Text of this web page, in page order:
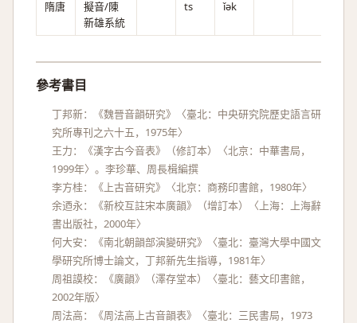
隋唐
擬音/陳
新雄系統
ts ǐək
參考書目
丁邦新：《魏晉音韻研究》〈臺北：中央研究院歷史語言研
究所專刊之六十五，1975年〉
王力：《漢字古今音表》（修訂本）〈北京：中華書局，
1999年〉。李珍華、周長楫編撰
李方桂：《上古音研究》〈北京：商務印書館，1980年〉
余迺永：《新校互註宋本廣韻》（增訂本）〈上海：上海辭
書出版社，2000年〉
何大安：《南北朝韻部演變研究》〈臺北：臺灣大學中國文
學研究所博士論文，丁邦新先生指導，1981年〉
周祖謨校：《廣韻》（澤存堂本）〈臺北：藝文印書館，
2002年版〉
周法高：《周法高上古音韻表》〈臺北：三民書局，1973